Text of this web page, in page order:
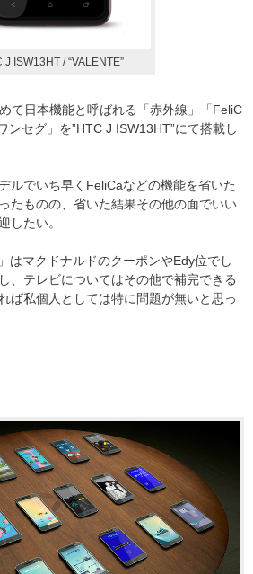
J ISW13HT / “VALENTE”
て日本機能と呼ばれる「赤外線」「FeliC
ンセグ」を”HTC J ISW13HT”にて搭載し
ルでいち早くFeliCaなどの機能を省いた
たものの、省いた結果その他の面でいい
したい。
はマクドナルドのクーポンやEdy位でし
、テレビについてはその他で補完できる
ば私個人としては特に問題が無いと思っ